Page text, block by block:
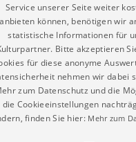
/ Gespräch
|
Service unserer Seite weiter
anbieten können, benötigen wir
statistische Informationen für
Bitte akzeptieren
für diese anonyme
nehmen wir dabei
zum Datenschutz und die
die Cookieeinstellungen
finden Sie hier: Mehr zum